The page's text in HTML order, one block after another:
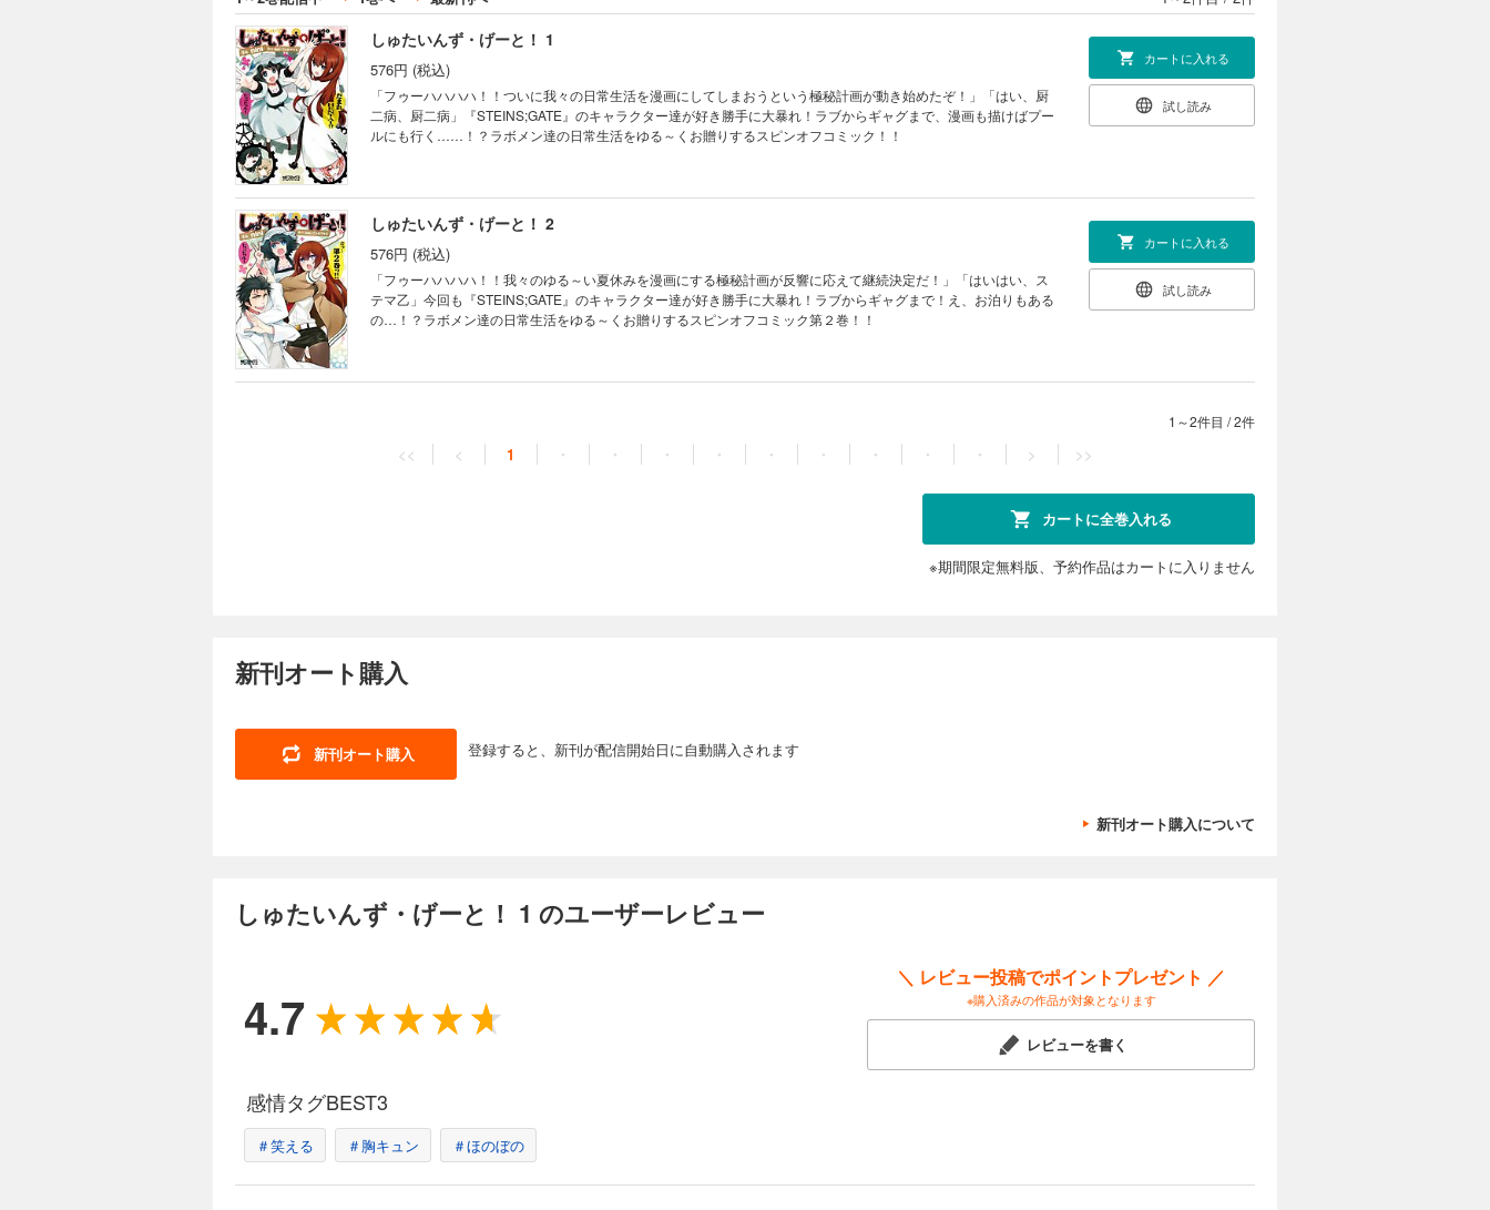
しゅたいんず・げーと！ 1
576円 (税込)
「フゥーハハハハ！！ついに我々の日常生活を漫画にしてしまおうという極秘計画が動き始めたぞ！」「はい、厨
二病、厨二病」『STEINS;GATE』のキャラクター達が好き勝手に大暴れ！ラブからギャグまで、漫画も描けばプー
ルにも行く……！？ラボメン達の日常生活をゆる～くお贈りするスピンオフコミック！！
カートに入れる
試し読み
しゅたいんず・げーと！ 2
576円 (税込)
「フゥーハハハハ！！我々のゆる～い夏休みを漫画にする極秘計画が反響に応えて継続決定だ！」「はいはい、ス
テマ乙」今回も『STEINS;GATE』のキャラクター達が好き勝手に大暴れ！ラブからギャグまで！え、お泊りもある
の…！？ラボメン達の日常生活をゆる～くお贈りするスピンオフコミック第２巻！！
カートに入れる
試し読み
1～2件目 /2件
<< < 1 ・ ・ ・ ・ ・ ・ ・ ・ ・ > >>
カートに全巻入れる
※期間限定無料版、予約作品はカートに入りません
新刊オート購入
新刊オート購入 登録すると、新刊が配信開始日に自動購入されます
新刊オート購入について
しゅたいんず・げーと！ 1 のユーザーレビュー
4.7
＼ レビュー投稿でポイントプレゼント ／
※購入済みの作品が対象となります
レビューを書く
感情タグBEST3
＃笑える ＃胸キュン ＃ほのぼの